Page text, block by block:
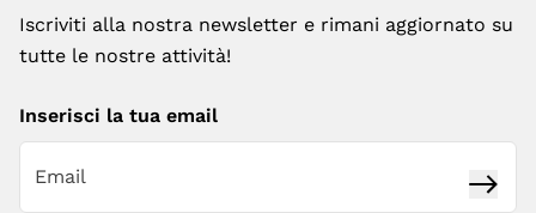
Iscriviti alla nostra newsletter e rimani aggiornato su
tutte le nostre attività!
Inserisci la tua email